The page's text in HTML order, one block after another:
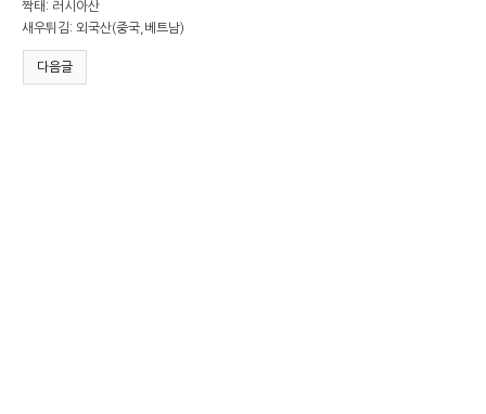
짝태: 러시아산
새우튀김: 외국산(중국,베트남)
다음글